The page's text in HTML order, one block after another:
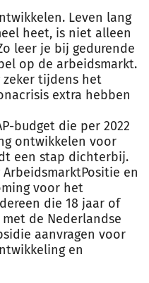
Leven lang
heet, is niet alleen
leer je bij gedurende
op de arbeidsmarkt.
zeker tijdens het
extra hebben
budget die per 2022
ontwikkelen voor
een stap dichterbij.
en
voor het
die 18 jaar of
de Nederlandse
aanvragen voor
en